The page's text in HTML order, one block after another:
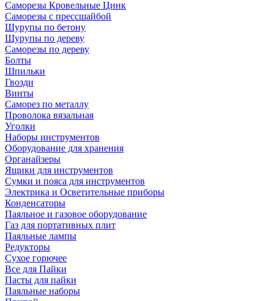
Саморезы Кровельные Цинк
Саморезы с прессшайбой
Шурупы по бетону
Шурупы по дереву
Саморезы по дереву
Болты
Шпильки
Гвозди
Винты
Саморез по металлу
Проволока вязальная
Уголки
Наборы инструментов
Оборудование для хранения
Органайзеры
Ящики для инструментов
Сумки и пояса для инструментов
Электрика и Осветительные приборы
Конденсаторы
Паяльное и газовое оборудование
Газ для портативных плит
Паяльные лампы
Редукторы
Сухое горючее
Все для Пайки
Пасты для пайки
Паяльные наборы